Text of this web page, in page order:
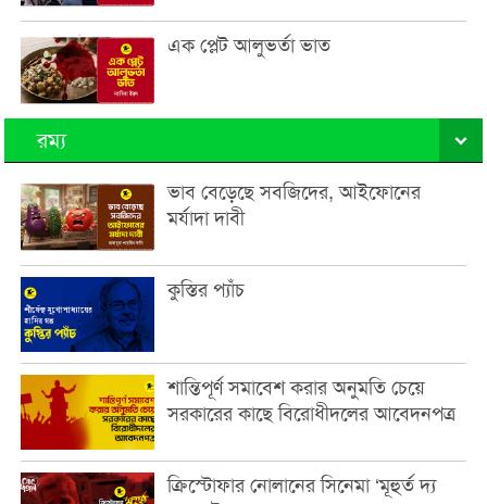
এক প্লেট আলুভর্তা ভাত
রম্য
ভাব বেড়েছে সবজিদের, আইফোনের
মর্যাদা দাবী
কুস্তির প্যাঁচ
শান্তিপূর্ণ সমাবেশ করার অনুমতি চেয়ে
সরকারের কাছে বিরোধীদলের আবেদনপত্র
ক্রিস্টোফার নোলানের সিনেমা ‘মূহুর্ত দ্য